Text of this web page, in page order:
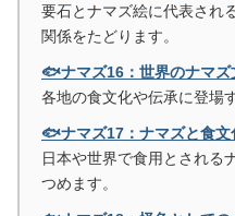
要石とナマズ絵に代表され
関係をたどります。
🐟ナマズ16：世界のナマ
各地の食文化や伝承に登場
🐟ナマズ17：ナマズと食
日本や世界で食用とされる
つめます。